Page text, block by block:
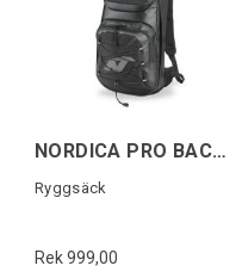
NORDICA PRO BACKPACK Svart/Vit
Ryggsäck
Rek 999,00